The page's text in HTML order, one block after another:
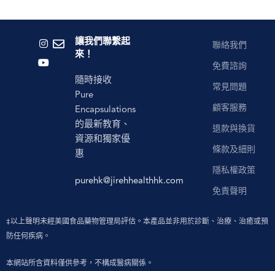
聯絡我們
免費諮詢
常見問題
顧客服務
退款與換貨
條款及細則
隱私權政策
免責聲明
讓我們聯繫起
來！
隨時接收
Pure
Encapsulations
的最新教育、
資源和獨家優
惠
purehk@jirehhealthhk.com
‡以上聲明未經美國食品藥物管理局評估。本產品並非用於診斷、治療、治癒或預
防任何疾病。
本網站所含資料僅供參考，不構成醫病關係。